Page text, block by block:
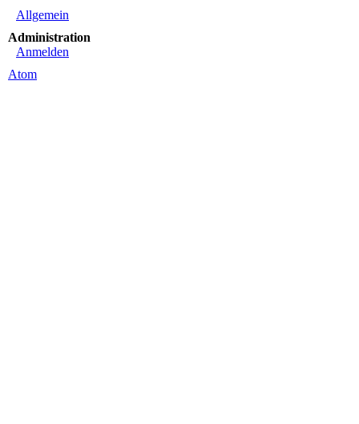
Allgemein
Administration
Anmelden
Atom